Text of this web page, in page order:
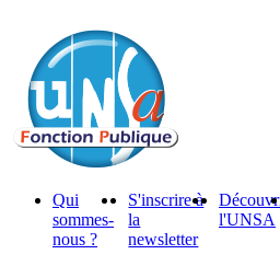
Qui
sommes-
nous ?
S'inscrire à
la
newsletter
l'UNSA